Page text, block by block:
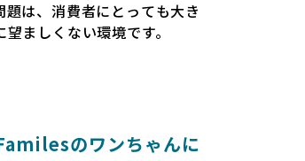
は、消費者にとっても大き
ましくない環境です。
場所を提供すべきだと考え
族のように愛する「優良ブ
のワンちゃんに